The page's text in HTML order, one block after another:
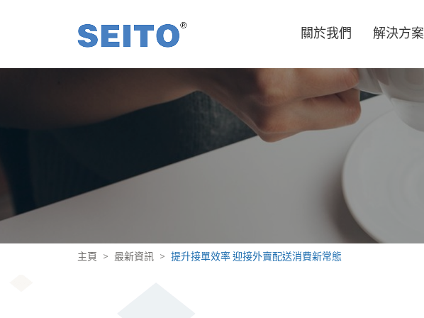
關於我們 解決方案
主頁 最新資訊 提升接單效率 迎接外賣配送消費新常態